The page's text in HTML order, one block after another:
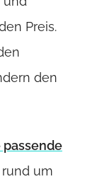
Preis.
den
passende
um